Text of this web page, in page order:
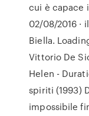
cui è capace
02/08/2016 ·
Biella.
Vittorio De
Helen -
spiriti (1993)
impossibile